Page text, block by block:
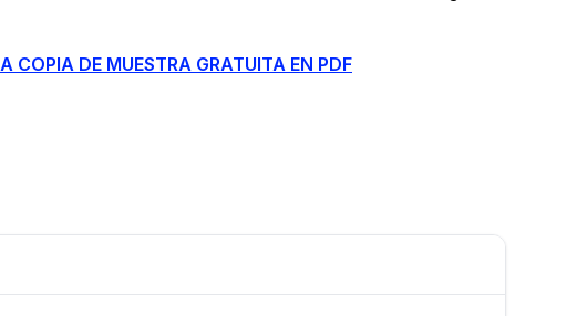
COPIA DE MUESTRA GRATUITA EN PDF